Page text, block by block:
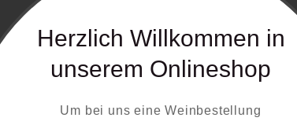
(1 Liter = 10,66 €)
Herzlich Willkommen in
unserem Onlineshop
Um bei uns eine Weinbestellung